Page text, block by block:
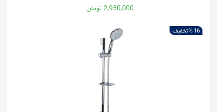
2,950,000 تومان
16 % تخفیف